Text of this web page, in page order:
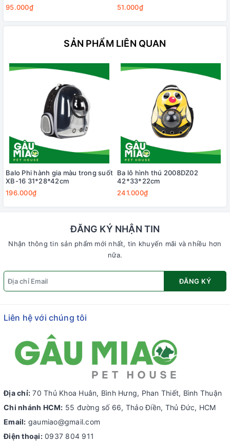
95.000₫ 51.000₫
SẢN PHẨM LIÊN QUAN
Balo Phi hành gia màu trong suốt
XB-16 31*28*42cm
196.000₫
Ba lô hình thú 2008DZ02
42*33*22cm
241.000₫
ĐĂNG KÝ NHẬN TIN
Nhận thông tin sản phẩm mới nhất, tin khuyến mãi và nhiều hơn
nữa.
ĐĂNG KÝ
Liên hệ với chúng tôi
Địa chỉ: 70 Thủ Khoa Huân, Bình Hưng, Phan Thiết, Bình Thuận
Chi nhánh HCM: 55 đường số 66, Thảo Điền, Thủ Đức, HCM
Email: gaumiao@gmail.com
Điện thoại: 0937 804 911